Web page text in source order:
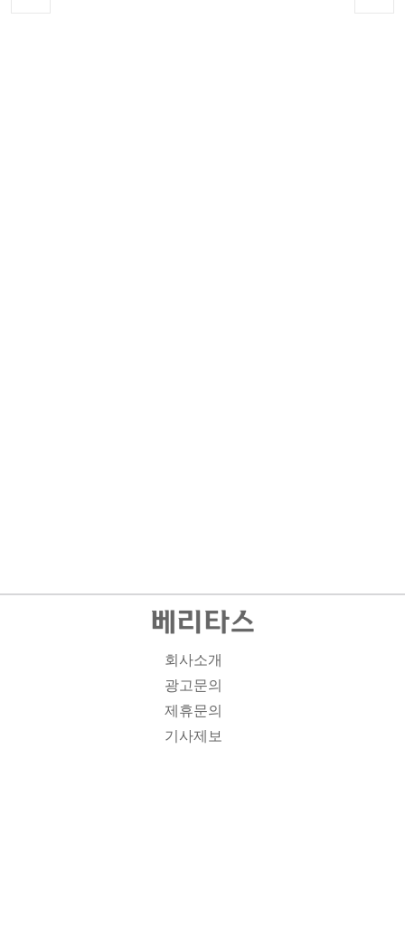
회사소개
광고문의
제휴문의
기사제보